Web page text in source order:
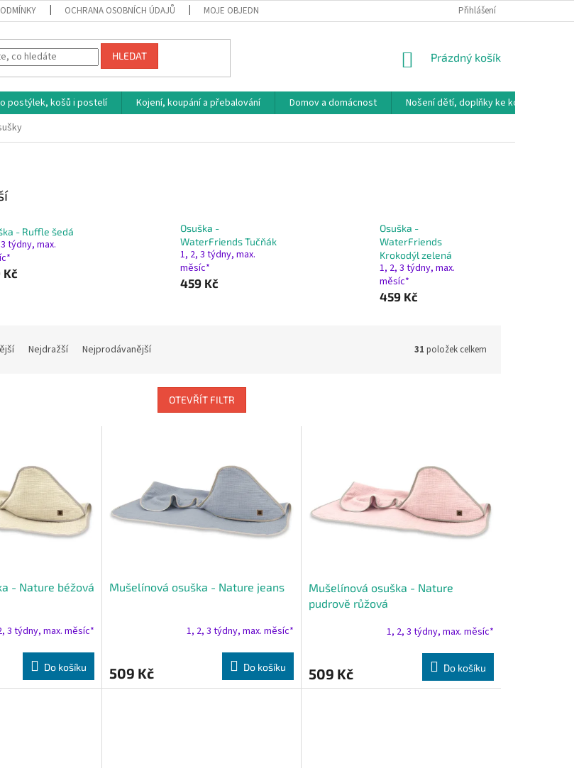
OCHRANA OSOBNÍCH ÚDAJŮ MOJE OBJEDNÁVKA DOPRAVA, PLATBY A
Přihlášení
HLEDAT
NÁKUPNÍ
Prázdný košík
postýlek, košů i postelí Kojení, koupání a přebalování Domov a domácnost
Nošení dětí, doplňky ke kočárkům
- Ruffle šedá
týdny, max.
Kč
Osuška -
WaterFriends Tučňák
1, 2, 3 týdny, max.
měsíc*
459 Kč
Osuška -
WaterFriends
Krokodýl zelená
1, 2, 3 týdny, max.
měsíc*
459 Kč
Nejdražší Nejprodávanější 31 položek celkem
OTEVŘÍT FILTR
- Nature béžová
3 týdny, max. měsíc*
Do košíku
Mušelínová osuška - Nature jeans
1, 2, 3 týdny, max. měsíc*
509 Kč Do košíku
Mušelínová osuška - Nature
pudrově růžová
1, 2, 3 týdny, max. měsíc*
509 Kč Do košíku